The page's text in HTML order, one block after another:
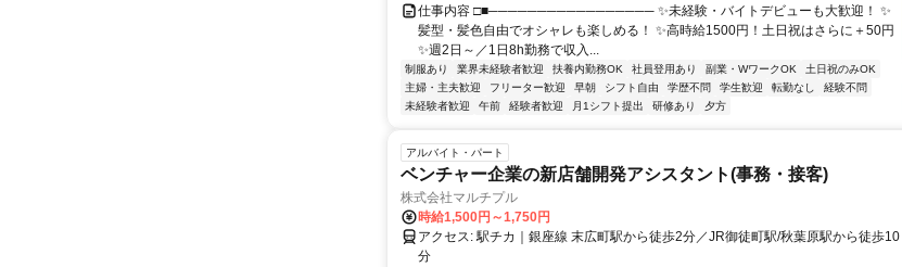
仕事内容 □■───────────────── ✨未経験・バイトデビューも大歓迎！ ✨
髪型・髪色自由でオシャレも楽しめる！ ✨高時給1500円！土日祝はさらに＋50円
✨週2日～／1日8h勤務で収入...
制服あり 業界未経験者歓迎 扶養内勤務OK 社員登用あり 副業・WワークOK
土日祝のみOK
主婦・主夫歓迎
フリーター歓迎 早朝 シフト自由 学歴不問 学生歓迎 転勤なし
経験不問
未経験者歓迎
午前 経験者歓迎 月1シフト提出 研修あり 夕方
アルバイト・パート
ベンチャー企業の新店舗開発アシスタント(事務・接客)
株式会社マルチプル
時給1,500円～1,750円
アクセス: 駅チカ｜銀座線 末広町駅から徒歩2分／JR御徒町駅/秋葉原駅から徒歩10
分